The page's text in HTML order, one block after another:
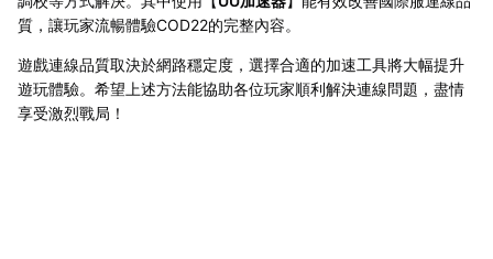
質，讓玩家流暢體驗COD22的完整內容。
遊戲連線品質取決於網路穩定度，選擇合適的加速工具將大幅提升
遊玩體驗。希望上述方法能協助各位玩家順利解決連線問題，盡情
享受激烈戰局！